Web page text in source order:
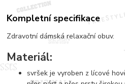
Kompletní specifikace
Zdravotní dámská relaxační obuv.
Materiál:
svršek je vyroben z lícové